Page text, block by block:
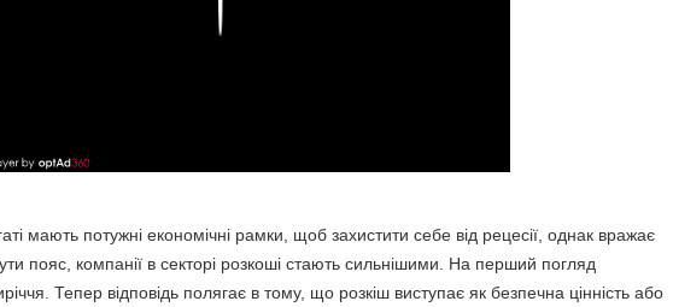
мають потужні економічні рамки, щоб захистити себе від рецесії, однак вражає
пояс, компанії в секторі розкоші стають сильнішими. На перший погляд
Тепер відповідь полягає в тому, що розкіш виступає як безпечна цінність або